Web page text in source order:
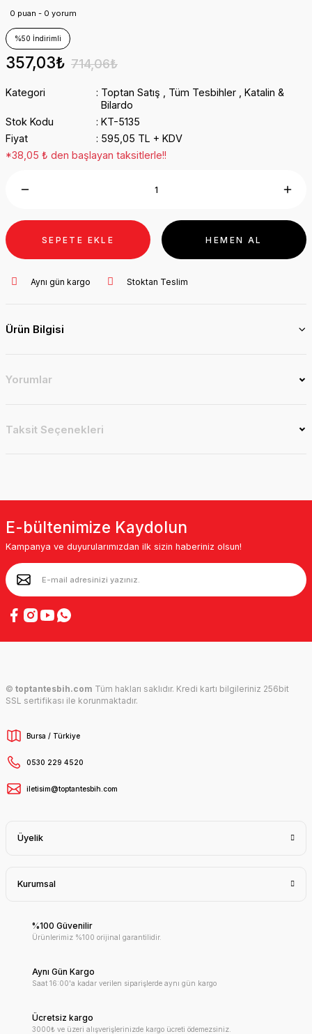
0 puan - 0 yorum
%50 İndirimli
357,03₺ 714,06₺
Kategori Toptan Satış Tüm Tesbihler
Katalin &
Bilardo
Stok Kodu
KT-5135
Fiyat
595,05 TL + KDV
*38,05 ₺ den başlayan taksitlerle!!
SEPETE EKLE HEMEN AL
Aynı gün kargo Stoktan Teslim
Ürün Bilgisi
Yorumlar
Taksit Seçenekleri
E-bültenimize Kaydolun
Kampanya ve duyurularımızdan ilk sizin haberiniz olsun!
© toptantesbih.com Tüm hakları saklıdır. Kredi kartı bilgileriniz 256bit
SSL sertifikası ile korunmaktadır.
Bursa / Türkiye
0530 229 4520
iletisim@toptantesbih.com
Üyelik
Kurumsal
%100 Güvenilir
Ürünlerimiz %100 orijinal garantilidir.
Aynı Gün Kargo
Saat 16:00'a kadar verilen siparişlerde aynı gün kargo
Ücretsiz kargo
3000₺ ve üzeri alışverişlerinizde kargo ücreti ödemezsiniz.